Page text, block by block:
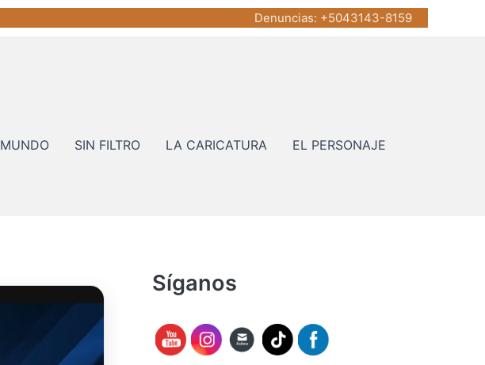
Denuncias: +5043143-8159
MUNDO SIN FILTRO LA CARICATURA EL PERSONAJE
Síganos